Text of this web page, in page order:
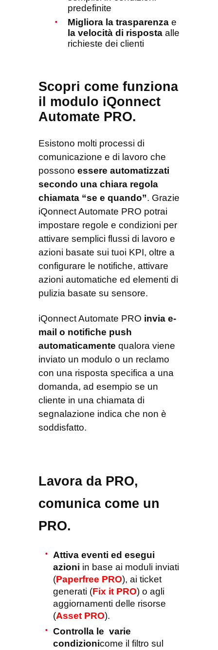
predefinite
Migliora la trasparenza e
la velocità di risposta alle
richieste dei clienti
Scopri come funziona
il modulo iQonnect
Automate PRO.
Esistono molti processi di
comunicazione e di lavoro che
possono essere automatizzati
secondo una chiara regola
chiamata “se e quando”. Grazie
iQonnect Automate PRO potrai
impostare regole e condizioni per
attivare semplici flussi di lavoro e
azioni basate sui tuoi KPI, oltre a
configurare le notifiche, attivare
azioni automatiche ed elementi di
pulizia basate su sensore.
iQonnect Automate PRO invia e-
mail o notifiche push
automaticamente qualora viene
inviato un modulo o un reclamo
con una risposta specifica a una
domanda, ad esempio se un
cliente in una chiamata di
segnalazione indica che non è
soddisfatto.
Lavora da PRO,
comunica come un
PRO.
Attiva eventi ed esegui
azioni in base ai moduli inviati
(Paperfree PRO), ai ticket
generati (Fix it PRO) o agli
aggiornamenti delle risorse
(Asset PRO).
Controlla le varie
condizionicome il filtro sul